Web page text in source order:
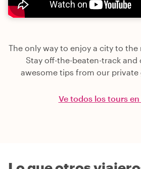
The only way to enjoy a city to the
Stay off-the-beaten-track and
awesome tips from our private
Ve todos los tours